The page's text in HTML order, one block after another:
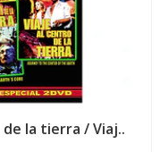
de la tierra / Viaj..